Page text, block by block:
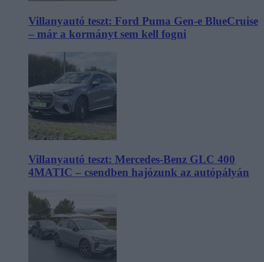
Villanyautó teszt: Ford Puma Gen-e BlueCruise
– már a kormányt sem kell fogni
Villanyautó teszt: Mercedes-Benz GLC 400
4MATIC – csendben hajózunk az autópályán